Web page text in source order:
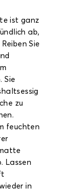
ist ganz
ab,
Sie
Sie
zu
feuchten
Lassen
in